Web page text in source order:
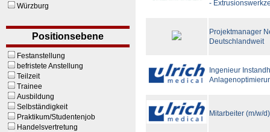
Würzburg
Positionsebene
Festanstellung
befristete Anstellung
Teilzeit
Trainee
Ausbildung
Selbständigkeit
Praktikum/Studentenjob
Handelsvertretung
-
Projektmanager
Deutschlandweit
Ingenieur
Mitarbeiter (m/w/